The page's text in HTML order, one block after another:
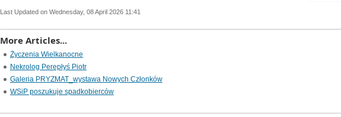
Last Updated on Wednesday, 08 April 2026 11:41
More Articles...
Życzenia Wielkanocne
Nekrolog Perepłyś Piotr
Galeria PRYZMAT_wystawa Nowych Członków
WSiP poszukuje spadkobierców